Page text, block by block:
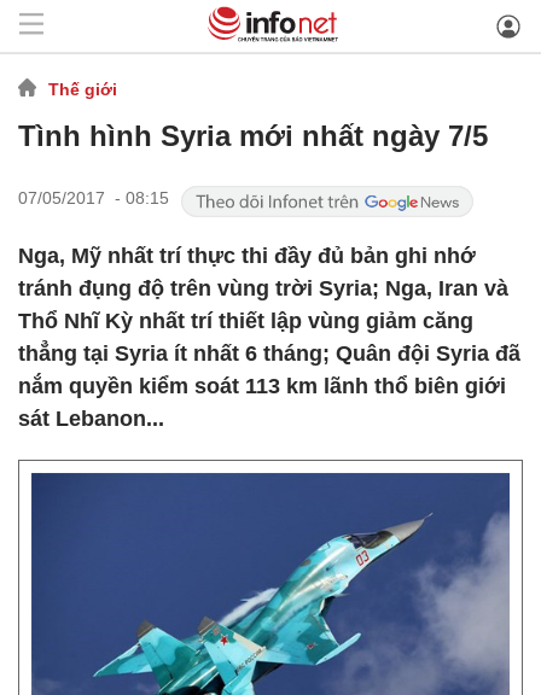
Thế giới
Tình hình Syria mới nhất ngày 7/5
07/05/2017 - 08:15
Nga, Mỹ nhất trí thực thi đầy đủ bản ghi nhớ
tránh đụng độ trên vùng trời Syria; Nga, Iran và
Thổ Nhĩ Kỳ nhất trí thiết lập vùng giảm căng
thẳng tại Syria ít nhất 6 tháng; Quân đội Syria đã
nắm quyền kiểm soát 113 km lãnh thổ biên giới
sát Lebanon...